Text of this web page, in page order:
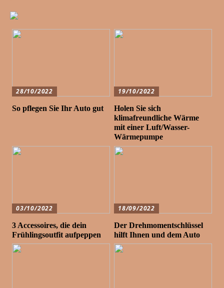
28/10/2022
So pflegen Sie Ihr Auto gut
19/10/2022
Holen Sie sich
klimafreundliche Wärme
mit einer Luft/Wasser-
Wärmepumpe
03/10/2022
3 Accessoires, die dein
Frühlingsoutfit aufpeppen
18/09/2022
Der Drehmomentschlüssel
hilft Ihnen und dem Auto